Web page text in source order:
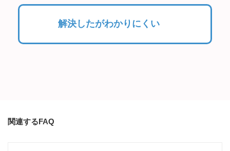
解決したがわかりにくい
関連するFAQ